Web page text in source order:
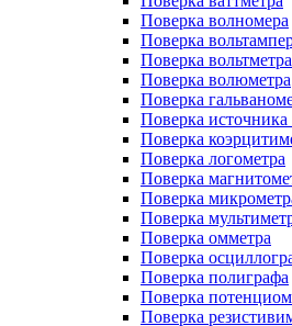
Поверка волномера
Поверка
Поверка вольтметра
Поверка волюметра
Поверка
Поверка источника
Поверка
Поверка логометра
Поверка
Поверка
Поверка
Поверка омметра
Поверка
Поверка полиграфа
Поверка
Поверка